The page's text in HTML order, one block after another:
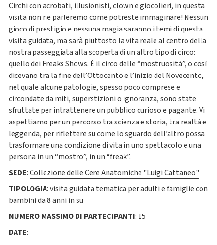
Circhi con acrobati, illusionisti, clown e giocolieri, in questa
visita non ne parleremo come potreste immaginare! Nessun
gioco di prestigio e nessuna magia saranno i temi di questa
visita guidata, ma sarà piuttosto la vita reale al centro della
nostra passeggiata alla scoperta di un altro tipo di circo:
quello dei Freaks Shows. È il circo delle “mostruosità”, o così
dicevano tra la fine dell’Ottocento e l’inizio del Novecento,
nel quale alcune patologie, spesso poco comprese e
circondate da miti, superstizioni o ignoranza, sono state
sfruttate per intrattenere un pubblico curioso e pagante.Vi
aspettiamo per un percorso tra scienza e storia, tra realtà e
leggenda, per riflettere su come lo sguardo dell’altro possa
trasformare una condizione di vita in uno spettacoloe una
persona in un “mostro”, in un “freak”.
SEDE:Collezione delle Cere Anatomiche "Luigi Cattaneo"
TIPOLOGIA:visita guidata tematica per adulti e famiglie con
bambini da 8 anni in su
NUMERO MASSIMO DI PARTECIPANTI: 15
DATE: